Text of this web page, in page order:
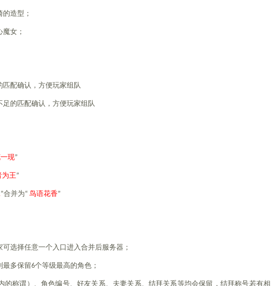
其他坐骑的造型；
女；
不足的匹配确认，方便玩家组队
的匹配确认，方便玩家组队
现”
为王”
”合并为“ 鸟语花香”
选择任意一个入口进入合并后服务器；
多保留6个等级最高的角色；
的称谓）、角色编号、好友关系、夫妻关系、结拜关系等均会保留，结拜称号若有相